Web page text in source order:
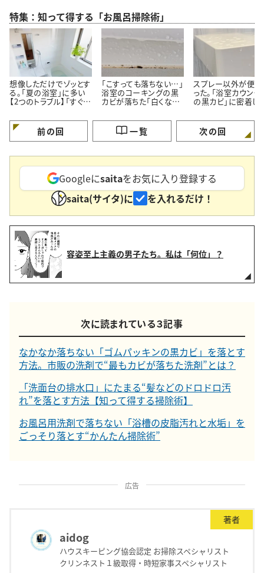
特集：知って得する「お風呂掃除術」
想像しただけでゾッとす
る。「夏の浴室」に多い
【2つのトラブル】「すぐ対
「こすっても落ちない…」
浴室のコーキングの黒
カビが落ちた「白くなっ
掃除術】
スプレー以外が便
った。「浴室カウンタ
の黒カビ」に密着し
掃除術】
前の回 一覧 次の回
Googleにsaitaをお気に入り登録する
saita(サイタ)に
を入れるだけ！
容姿至上主義の男子たち。私は「何位」？
次に読まれている３記事
なかなか落ちない「ゴムパッキンの黒カビ」を落とす
方法。市販の洗剤で“最もカビが落ちた洗剤”とは？
「洗面台の排水口」にたまる“髪などのドロドロ汚
れ”を落とす方法【知って得する掃除術】
お風呂用洗剤で落ちない「浴槽の皮脂汚れと水垢」を
ごっそり落とす“かんたん掃除術”
広告
著者
aidog
ハウスキーピング協会認定 お掃除スペシャリスト
クリンネスト１級取得・時短家事スペシャリスト